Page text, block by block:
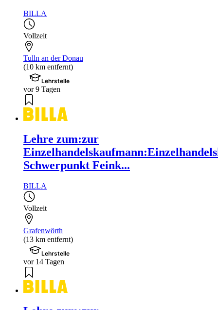
BILLA
Vollzeit
Tulln an der Donau
(10 km entfernt)
Lehrstelle
vor 9 Tagen
Lehre zum:zur
Schwerpunkt Feink...
BILLA
Vollzeit
Grafenwörth
(13 km entfernt)
Lehrstelle
vor 14 Tagen